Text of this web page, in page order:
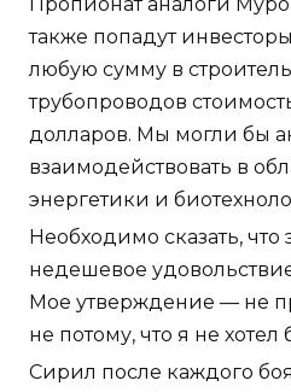
Пропионат аналоги
также попадут
любую сумму в
трубопроводов
долларов. Мы могли бы
взаимодействовать в
энергетики и
Необходимо сказать, что
недешевое
Мое утверждение — не
не потому, что я не
Сирил после каждого